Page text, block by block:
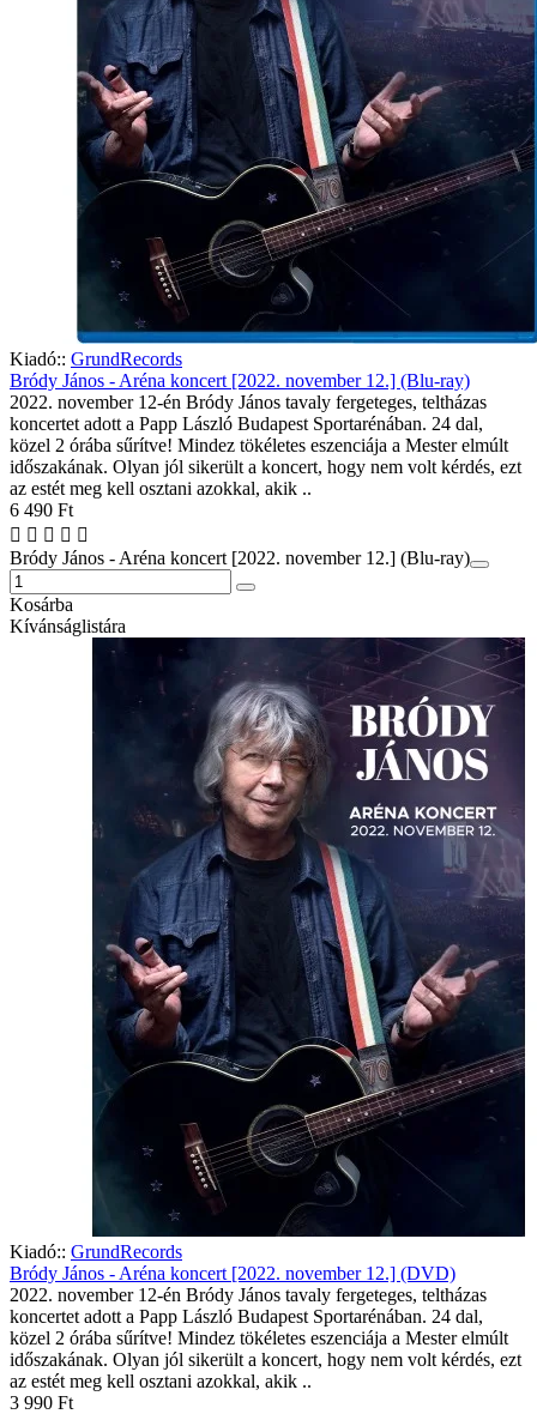
Kiadó:: GrundRecords
Bródy János - Aréna koncert [2022. november 12.] (Blu-ray)
2022. november 12-én Bródy János tavaly fergeteges, teltházas
koncertet adott a Papp László Budapest Sportarénában. 24 dal,
közel 2 órába sűrítve! Mindez tökéletes eszenciája a Mester elmúlt
időszakának. Olyan jól sikerült a koncert, hogy nem volt kérdés, ezt
az estét meg kell osztani azokkal, akik ..
6 490 Ft
Bródy János - Aréna koncert [2022. november 12.] (Blu-ray)
Kosárba
Kívánságlistára
Kiadó:: GrundRecords
Bródy János - Aréna koncert [2022. november 12.] (DVD)
2022. november 12-én Bródy János tavaly fergeteges, teltházas
koncertet adott a Papp László Budapest Sportarénában. 24 dal,
közel 2 órába sűrítve! Mindez tökéletes eszenciája a Mester elmúlt
időszakának. Olyan jól sikerült a koncert, hogy nem volt kérdés, ezt
az estét meg kell osztani azokkal, akik ..
3 990 Ft